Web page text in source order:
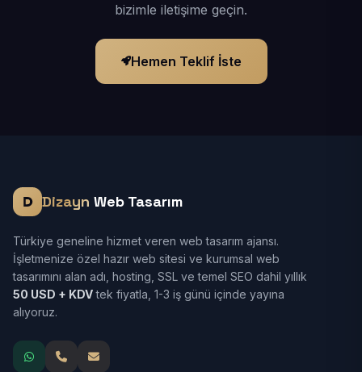
bizimle iletişime geçin.
Hemen Teklif İste
Dizayn Web Tasarım
Türkiye geneline hizmet veren web tasarım ajansı.
İşletmenize özel hazır web sitesi ve kurumsal web
tasarımını alan adı, hosting, SSL ve temel SEO dahil yıllık
50 USD + KDVtek fiyatla, 1-3 iş günü içinde yayına
alıyoruz.